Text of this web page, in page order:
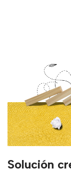
Solución